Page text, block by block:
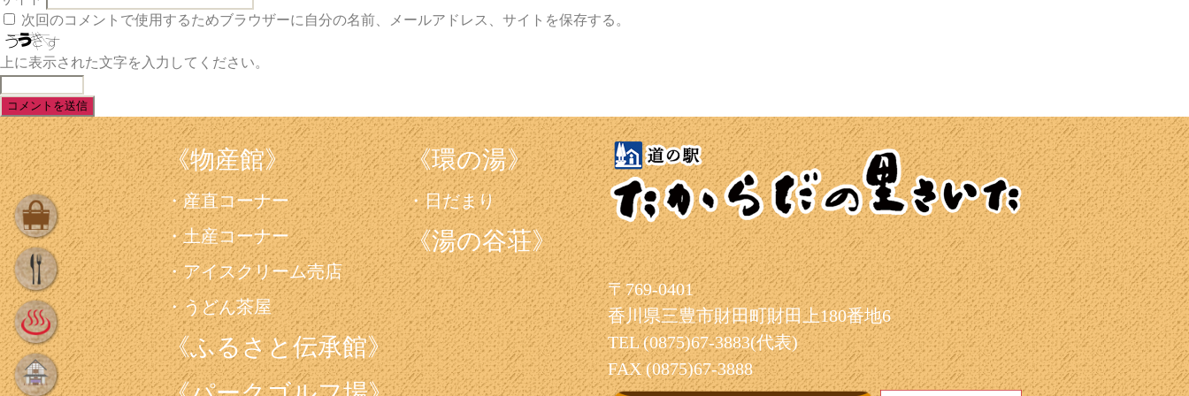
次回のコメントで使用するためブラウザーに自分の名前、メールアドレス、サイトを保存する。
上に表示された文字を入力してください。
《物産館》
産直コーナー
土産コーナー
アイスクリーム売店
うどん茶屋
《ふるさと伝承館》
《環の湯》
日だまり
《湯の谷荘》
〒769-0401
香川県三豊市財田町財田上180番地6
TEL (0875)67-3883(代表)
FAX (0875)67-3888